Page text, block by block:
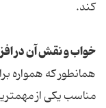
کند.
خواب و نقش آن در
همانطور که همواره
مناسب یکی از